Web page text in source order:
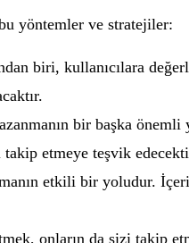
yöntemler ve stratejiler:
biri, kullanıcılara
bir başka önemli
etmeye teşvik
etkili bir yoludur.
onların da sizi takip